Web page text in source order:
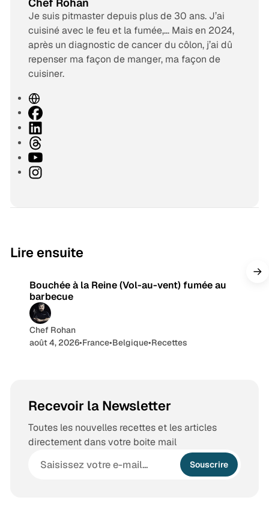
Chef Rohan
Je suis pitmaster depuis plus de 30 ans. J’ai
cuisiné avec le feu et la fumée,… Mais en 2024,
après un diagnostic de cancer du côlon, j’ai dû
repenser ma façon de manger, ma façon de
cuisiner.
S
i
t
e
w
e
F
a
e
b
L
n
k
h
r
Y
oI
r
m
Lire ensuite
Bouchée à la Reine (Vol-au-vent) fumée au
barbecue
Chef Rohan
août 4, 2026•France•Belgique•Recettes
Recevoir la Newsletter
Toutes les nouvelles recettes et les articles
directement dans votre boite mail
Souscrire